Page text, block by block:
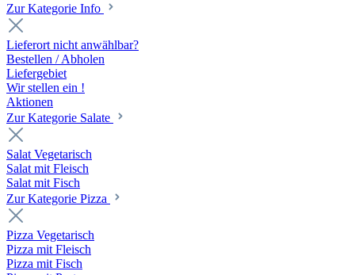
Zur Kategorie Info
Lieferort nicht anwählbar?
Bestellen / Abholen
Liefergebiet
Wir stellen ein !
Aktionen
Zur Kategorie Salate
Salat Vegetarisch
Salat mit Fleisch
Salat mit Fisch
Zur Kategorie Pizza
Pizza Vegetarisch
Pizza mit Fleisch
Pizza mit Fisch